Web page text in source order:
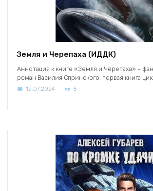
Земля и Черепаха (ИДДК)
Аннотация к книге «Земля и Черепаха» –
роман Василия Спринского, первая книга
12.07.2024 5